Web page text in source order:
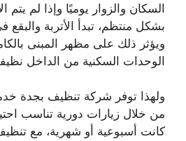
السكان والزوار يوميًا وإذا لم يتم
بشكل منتظم، تبدأ الأتربة والبقع
ويؤثر ذلك على مظهر المبنى
الوحدات السكنية من الداخل
ولهذا توفر شركة تنظيف بجدة
من خلال زيارات دورية تناسب
كانت أسبوعية أو شهرية، مع